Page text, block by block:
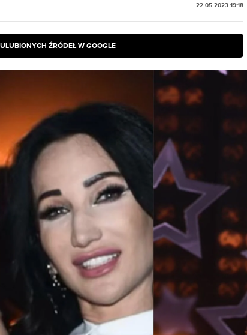
22.05.2023 19:18
ŹRÓDEŁ W GOOGLE